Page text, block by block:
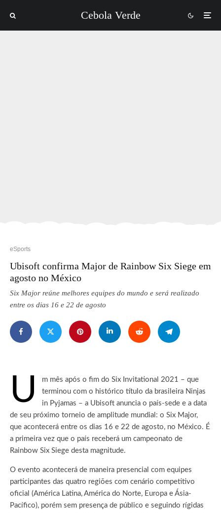
Cebola Verde
eSports
Ubisoft confirma Major de Rainbow Six Siege em
agosto no México
Six Major reúne melhores equipes do mundo e será realizado
entre os dias 16 e 22 de agosto
U
m mês após o fim do Six Invitational 2021 – que
terminou com o histórico título da brasileira Ninjas
in Pyjamas – a Ubisoft anuncia o país-sede e a data
de seu próximo torneio de amplitude mundial: o Six Major,
que acontecerá entre os dias 16 e 22 de agosto, no México. É
a primeira vez que o país receberá um campeonato de
Rainbow Six Siege desta magnitude.
O evento acontecerá de maneira presencial com equipes
participantes das quatro regiões com cenário competitivo
oficial (América Latina, América do Norte, Europa e Ásia-
Pacífico), porém sem presença de público e seguindo rígidas